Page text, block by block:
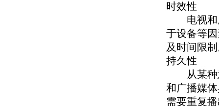
时效性
电视和广
于设备等
及时间限
持久性
从某种意
和广播媒
需要重复